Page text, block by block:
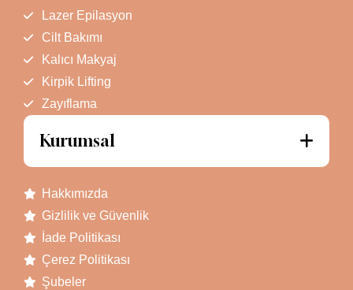
Lazer Epilasyon
Cilt Bakımı
Kalıcı Makyaj
Kirpik Lifting
Zayıflama
Kurumsal
Hakkımızda
Gizlilik ve Güvenlik
İade Politikası
Çerez Politikası
Şubeler